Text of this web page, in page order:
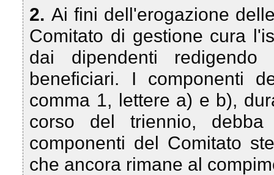
2. Ai fini dell'erogazione
Comitato di gestione cura
dai dipendenti
beneficiari. I componenti
comma 1, lettere a) e b),
corso del triennio,
componenti del Comitato
che ancora rimane al